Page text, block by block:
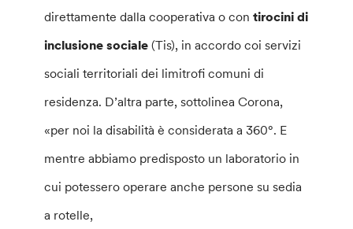
direttamente dalla cooperativa o contirocini di
inclusione sociale (Tis), in accordo coi servizi
sociali territoriali dei limitrofi comuni di
residenza. D’altra parte, sottolinea Corona,
«per noi la disabilità è considerata a 360°. E
mentre abbiamo predisposto un laboratorio in
cui potessero operare anche persone su sedia
a rotelle,